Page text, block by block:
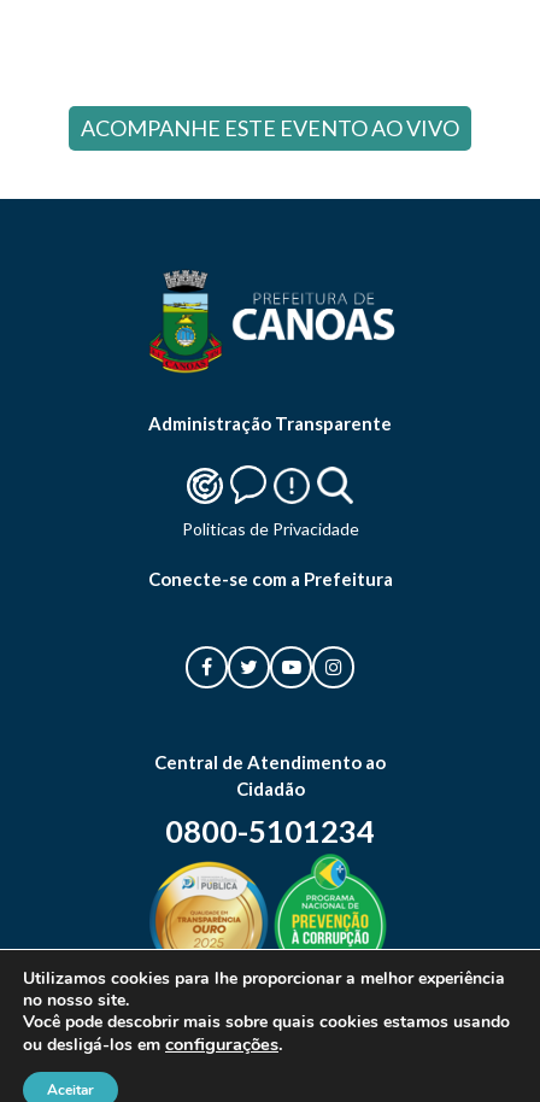
ACOMPANHE ESTE EVENTO AO VIVO
Administração Transparente
Politicas de Privacidade
Conecte-se com a Prefeitura
Central de Atendimento ao
Cidadão
0800-5101234
Utilizamos cookies para lhe proporcionar a melhor experiência
no nosso site.
Você pode descobrir mais sobre quais cookies estamos usando
ou desligá-los em configurações.
Aceitar